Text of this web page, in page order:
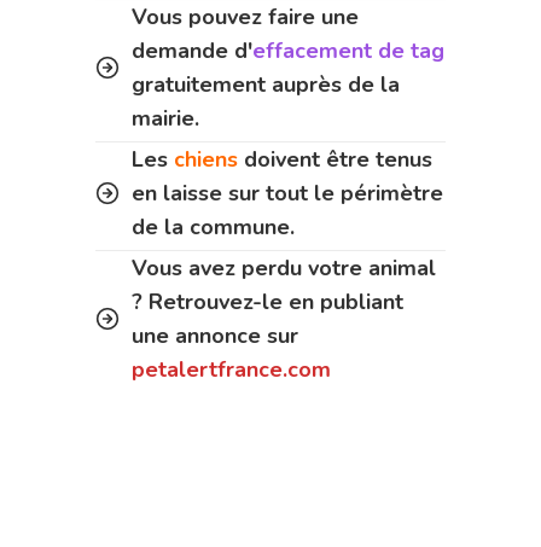
Vous pouvez faire une
demande d'effacement de tag
gratuitement auprès de la
mairie.
Les chiens doivent être tenus
en laisse sur tout le périmètre
de la commune.
Vous avez perdu votre animal
? Retrouvez-le en publiant
une annonce sur
petalertfrance.com